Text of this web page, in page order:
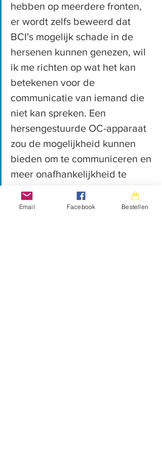
hebben op meerdere fronten,
er wordt zelfs beweerd dat
BCI's mogelijk schade in de
hersenen kunnen genezen, wil
ik me richten op wat het kan
betekenen voor de
communicatie van iemand die
niet kan spreken. Een
hersengestuurde OC-apparaat
zou de mogelijkheid kunnen
bieden om te communiceren en
meer onafhankelijkheid te
verkrijgen of terug te winnen
voor mensen die geen enkele
Email Facebook Bestellen